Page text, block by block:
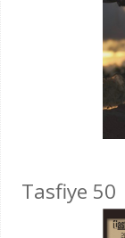
Tasfiye 50